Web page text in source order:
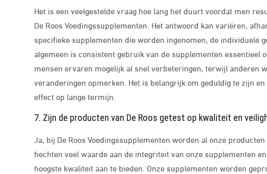
Het is een veelgestelde vraag hoe lang het duurt voordat men
De Roos Voedingssupplementen. Het antwoord kan variëren,
specifieke supplementen die worden ingenomen, de individuele
algemeen is consistent gebruik van de supplementen essentieel
mensen ervaren mogelijk al snel verbeteringen, terwijl anderen
veranderingen opmerken. Het is belangrijk om geduldig te zijn
effect op lange termijn.
7. Zijn de producten van De Roos getest op kwaliteit en
Ja, bij De Roos Voedingssupplementen worden al onze
hechten veel waarde aan de integriteit van onze supplementen
hoogste kwaliteit aan te bieden. Onze supplementen worden